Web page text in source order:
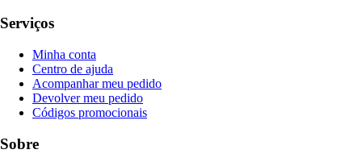
Serviços
Minha conta
Centro de ajuda
Acompanhar meu pedido
Devolver meu pedido
Códigos promocionais
Sobre